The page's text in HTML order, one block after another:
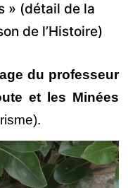
» (détail de la
de l’Histoire)
du professeur
et les Minées